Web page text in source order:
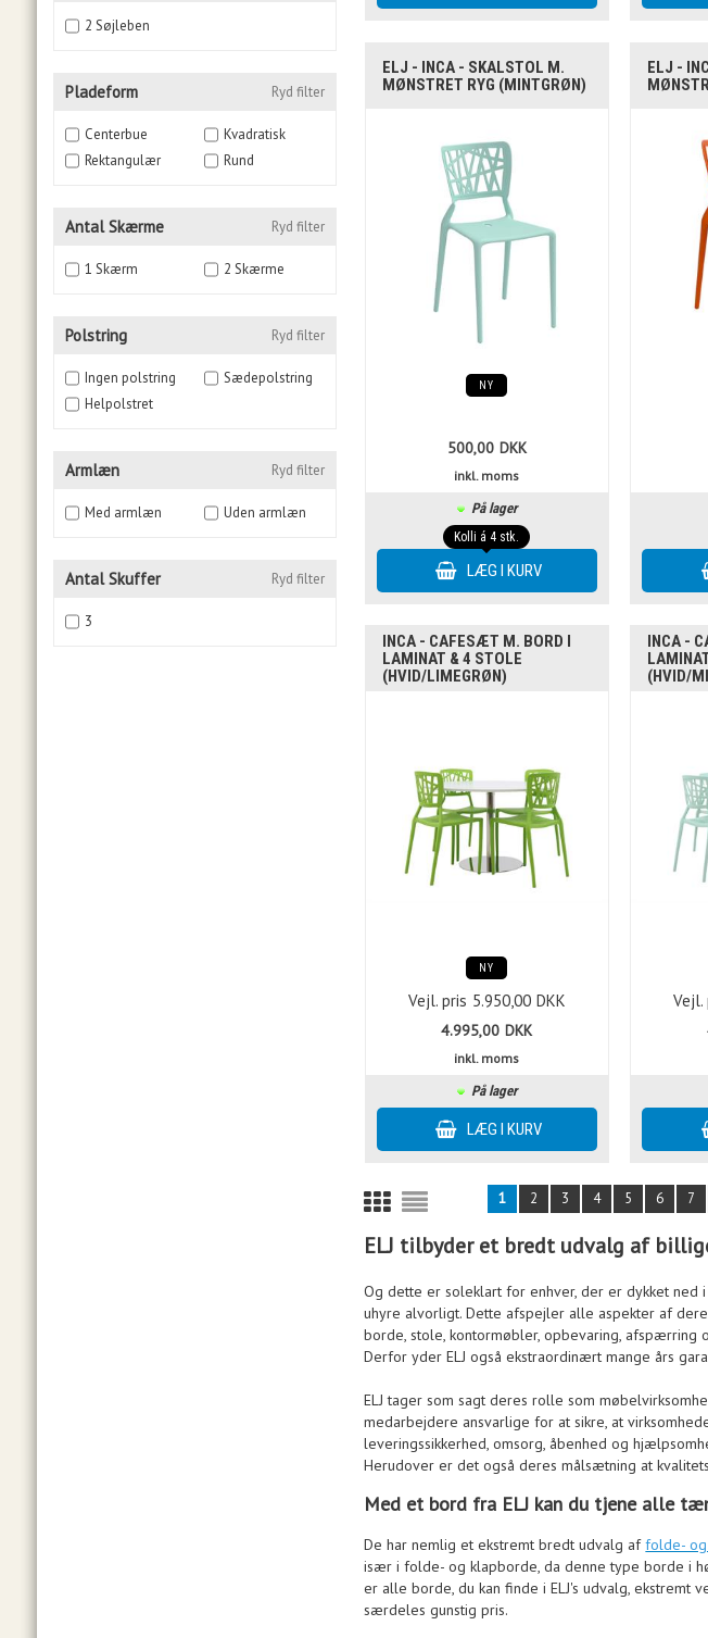
2 Søjleben
Pladeform Ryd filter
Centerbue
Kvadratisk
Rektangulær
Rund
Antal Skærme Ryd filter
1 Skærm 2 Skærme
Polstring Ryd filter
Ingen polstring
Sædepolstring
Helpolstret
Armlæn Ryd filter
Med armlæn Uden armlæn
Antal Skuffer Ryd filter
3
ELJ - INCA - SKALSTOL M.
MØNSTRET RYG (MINTGRØN)
NY
500,00 DKK
inkl. moms
På lager
Kolli á 4 stk.
ELJ -
INCA - CAFESÆT M. BORD I
LAMINAT & 4 STOLE
(HVID/LIMEGRØN)
NY
Vejl. pris 5.950,00 DKK
4.995,00 DKK
inkl. moms
På lager
INCA -
(HVID/
Vejl.
1 2 3 4 5 6 7
ELJ tilbyder et bredt udvalg af
Og dette er soleklart for enhver, der er dykket ned
uhyre alvorligt. Dette afspejler alle aspekter af
borde, stole, kontormøbler, opbevaring,
Derfor yder ELJ også ekstraordinært mange års
ELJ tager som sagt deres rolle som
medarbejdere ansvarlige for at sikre, at
leveringssikkerhed, omsorg, åbenhed og
Herudover er det også deres målsætning at
Med et bord fra ELJ kan du tjene alle
De har nemlig et ekstremt bredt udvalg affolde-
især i folde- og klapborde, da denne type borde i
er alle borde, du kan finde i ELJ's udvalg,
særdeles gunstig pris.